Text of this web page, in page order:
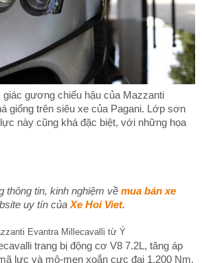
gương chiếu hậu của Mazzanti
giống trên siêu xe của Pagani. Lớp sơn
này cũng khá đặc biệt, với những họa
thông tin, kinh nghiệm về mua bán xe
uy tín của Xe Hoi Viet.
trang bị động cơ V8 7.2L, tăng áp
lực và mô-men xoắn cực đại 1.200 Nm,